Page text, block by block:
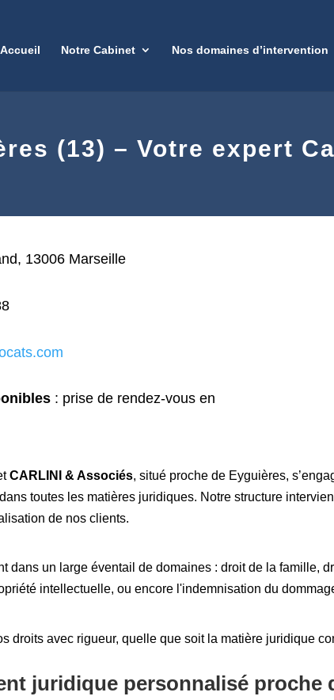
Accueil Notre Cabinet Nos domaines d’intervention
(13) – Votre expert
13006 Marseille
: prise de rendez-vous en
CARLINI & Associés, situé proche de Eyguières,
toutes les matières juridiques. Notre structure
de nos clients.
dans un large éventail de domaines : droit de la famille,
intellectuelle, ou encore l'indemnisation du
droits avec rigueur, quelle que soit la matière juridique
juridique personnalisé proche